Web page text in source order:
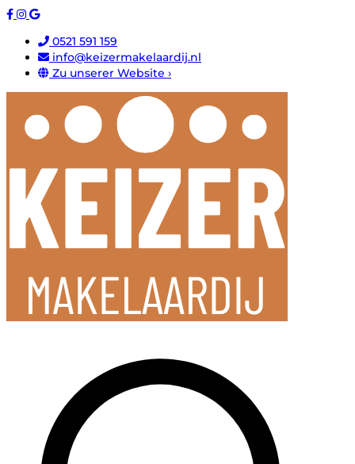
0521 591 159
info@keizermakelaardij.nl
Zu unserer Website ›